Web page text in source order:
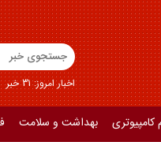
اخبار امروز: 31 خبر
کامپیوتری بهداشت و سلامت